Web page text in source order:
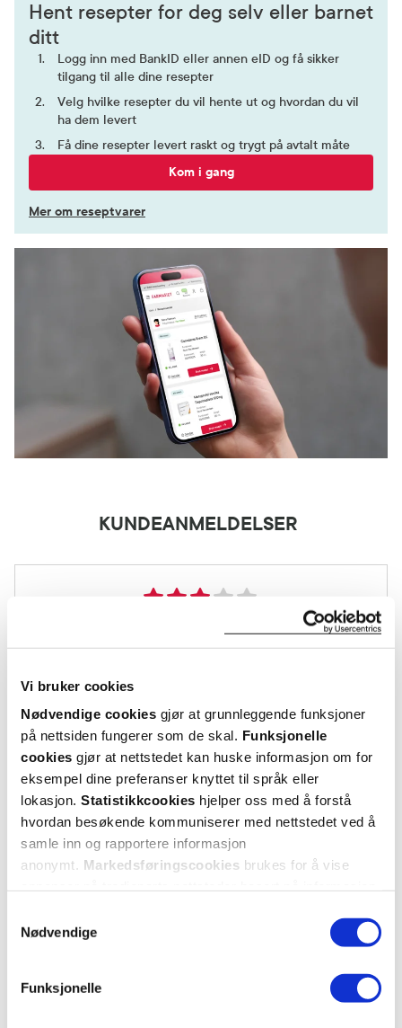
Vi bruker cookies
Nødvendige cookies gjør at grunnleggende funksjoner
på nettsiden fungerer som de skal. Funksjonelle
cookies gjør at nettstedet kan huske informasjon om for
eksempel dine preferanser knyttet til språk eller
lokasjon. Statistikkcookies hjelper oss med å forstå
hvordan besøkende kommuniserer med nettstedet ved å
samle inn og rapportere informasjon
anonymt. Markedsføringscookies brukes for å vise
Nødvendige
Funksjonelle
Hent resepter for deg selv eller barnet
ditt
Logg inn med BankID eller annen eID og få sikker
tilgang til alle dine resepter
Velg hvilke resepter du vil hente ut og hvordan du vil
ha dem levert
Få dine resepter levert raskt og trygt på avtalt måte
Kom i gang
Mer om reseptvarer
KUNDEANMELDELSER
5 stjerner
4 stjerner 0
3 stjerner
2 stjerner
1 stjerne 1